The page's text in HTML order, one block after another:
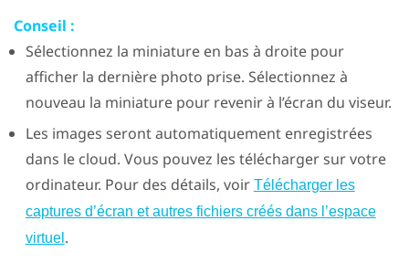
Conseil :
Sélectionnez la miniature en bas à droite pour
afficher la dernière photo prise. Sélectionnez à
nouveau la miniature pour revenir à l’écran du viseur.
Les images seront automatiquement enregistrées
dans le cloud. Vous pouvez les télécharger sur votre
ordinateur. Pour des détails, voir Télécharger les
captures d’écran et autres fichiers créés dans l’espace
virtuel .